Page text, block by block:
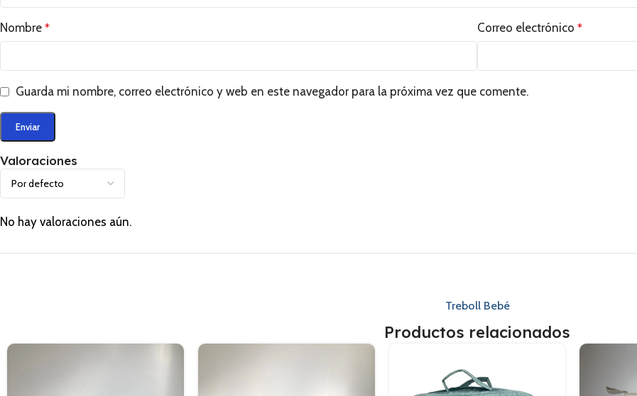
Valoraciones
No hay valoraciones aún.
Nombre * Correo electrónico *
Guarda mi nombre, correo electrónico y web en este navegador para la próxima vez que comente.
Treboll Bebé
Productos relacionados